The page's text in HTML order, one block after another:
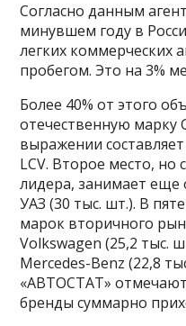
Согласно данным
минувшем году в
легких коммерческих
пробегом. Это на 3%
Более 40% от этого
отечественную марку
выражении
LCV. Второе место,
лидера, занимает еще
УАЗ (30 тыс. шт.). В
марок вторичного
Volkswagen (25,2 тыс.
Mercedes-Benz (22,8
«АВТОСТАТ»
бренды суммарно